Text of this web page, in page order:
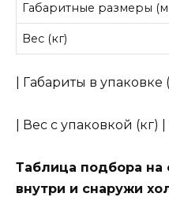
Габаритные размеры
Вес (кг)
| Габариты в упаковке
| Вес с упаковкой (кг) |
Таблица подбора на
внутри и снаружи